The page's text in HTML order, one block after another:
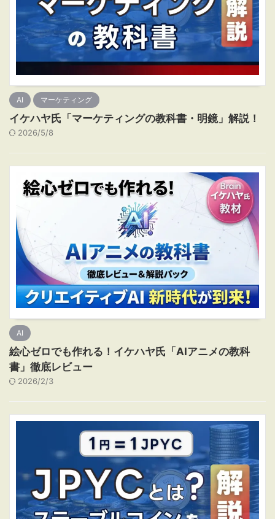
AI マーケティング
イケハヤ氏「マーケティングの教科書・明鏡」解説！
2026/5/8
AI
絵心ゼロでも作れる！イケハヤ氏「AIアニメの教科
書」徹底レビュー
2026/2/3